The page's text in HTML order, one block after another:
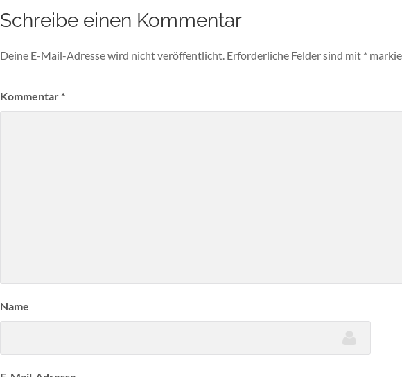
Schreibe einen Kommentar
Deine E-Mail-Adresse wird nicht veröffentlicht. Erforderliche Felder sind mit *
Kommentar*
Name